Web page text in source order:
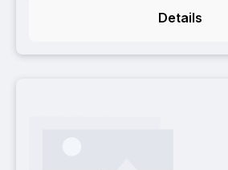
Details